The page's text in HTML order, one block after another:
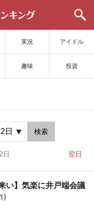
実況 アイドル
趣味 投資
検索
日 翌日
い】気楽に井戸端会議